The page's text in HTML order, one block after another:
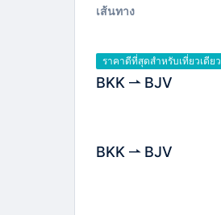
เส้นทาง
ราคาดีที่สุดสำหรับเที่ยวเดียว
BKK BJV
BKK BJV